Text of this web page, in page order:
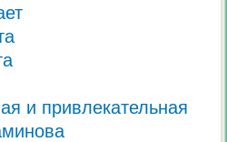
и привлекательная